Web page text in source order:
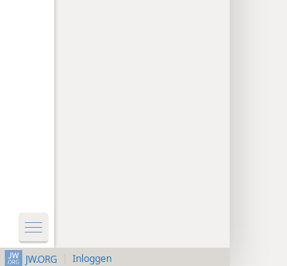
JW.ORG Inloggen